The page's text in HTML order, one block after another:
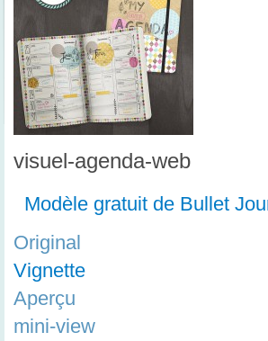
visuel-agenda-web
Modèle gratuit de Bullet
Original
Vignette
Aperçu
mini-view